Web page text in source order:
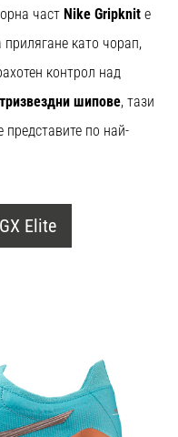
част Nike Gripknit е
като чорап,
контрол над
тризвездни шипове, тази
представите по най-
Elite